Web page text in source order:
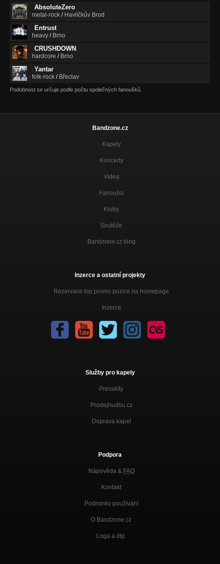
AbsoluteZero
metal-rock / Havlíčkův Brod
Entrust
heavy / Brno
CRUSHDOWN
hardcore / Brno
Yantar
folk-rock / Břeclav
Podobnost se určuje podle počtu společných fanoušků.
Bandzone.cz
Kapely
Koncerty
Videa
Fanoušci
Kluby
Soutěže
Bandzone.cz blog
Inzerce a ostatní projekty
Rezervace top promo pozice na homepage
Inzerce
Služby pro kapely
Presskity
Prodejhudbu.cz
Doprava kapel
Podpora
Nápověda & FAQ
Kontakt
Podmínky používání
O Bandzone.cz
Loga a dtp.